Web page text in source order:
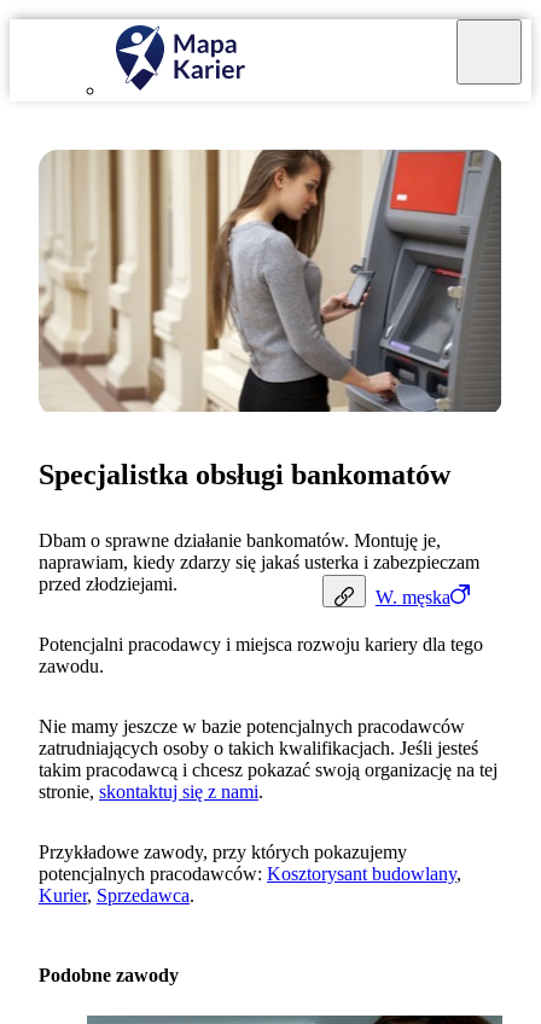
W. męska
Specjalistka obsługi bankomatów
Dbam o sprawne działanie bankomatów. Montuję je,
naprawiam, kiedy zdarzy się jakaś usterka i zabezpieczam
przed złodziejami.
Potencjalni pracodawcy i miejsca rozwoju kariery dla tego
zawodu.
Nie mamy jeszcze w bazie potencjalnych pracodawców
zatrudniających osoby o takich kwalifikacjach. Jeśli jesteś
takim pracodawcą i chcesz pokazać swoją organizację na tej
stronie, skontaktuj się z nami.
Przykładowe zawody, przy których pokazujemy
potencjalnych pracodawców: Kosztorysant budowlany,
Kurier, Sprzedawca.
Podobne zawody